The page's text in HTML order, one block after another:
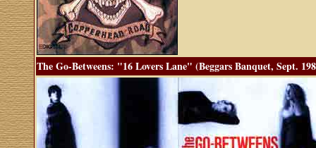
The Go-Betweens: "16 Lovers Lane" (Beggars Banquet, Sept.